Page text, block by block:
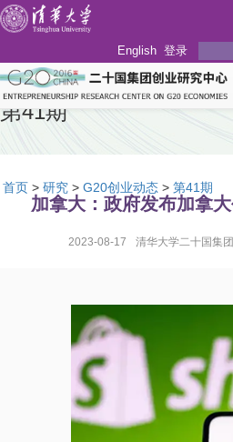
English 登录
第41期
首页 > 研究 > G20创业动态 > 第41期
加拿大：政府发布加拿
2023-08-17 清华大学二十国集